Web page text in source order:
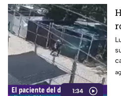
1:34